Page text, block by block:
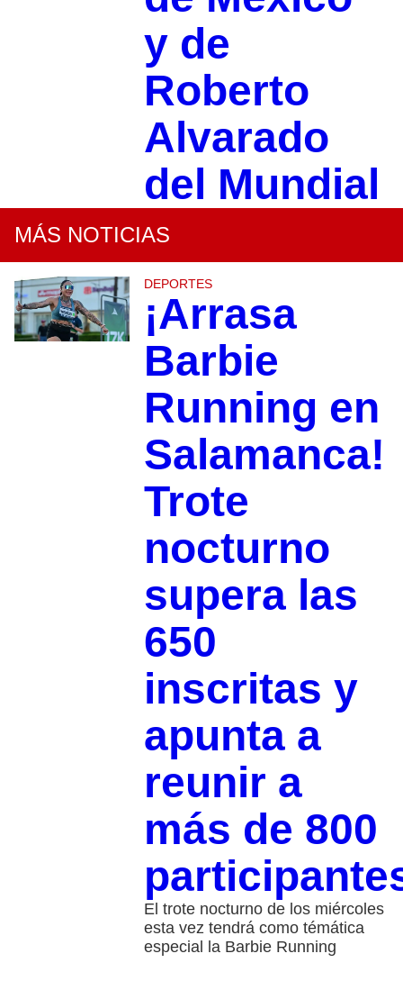
y de
Roberto
Alvarado
del Mundial
MÁS NOTICIAS
DEPORTES
¡Arrasa
Barbie
Running en
Salamanca!
Trote
nocturno
supera las
650
inscritas y
apunta a
reunir a
más de 800
El trote nocturno de los miércoles
esta vez tendrá como témática
especial la Barbie Running